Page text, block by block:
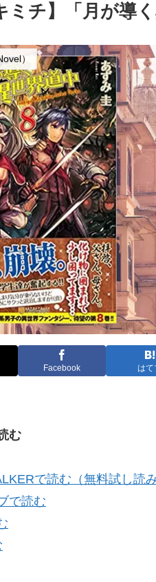
ミチ】「月が導
）
Facebook はて
む
で読む（無料試し読み
で読む